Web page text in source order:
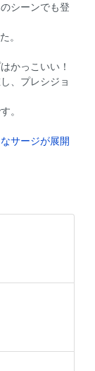
シーンでも登
。
かっこいい！
、プレシジョ
。
サージが展開